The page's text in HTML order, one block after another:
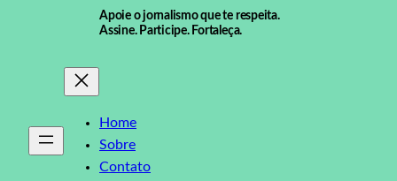
Apoie o jornalismo que te respeita.
Assine. Participe. Fortaleça.
Home
Sobre
Contato